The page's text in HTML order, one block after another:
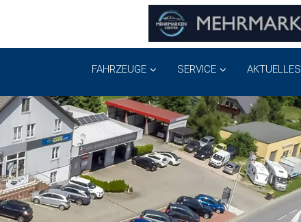
FAHRZEUGE SERVICE AKTUELLES